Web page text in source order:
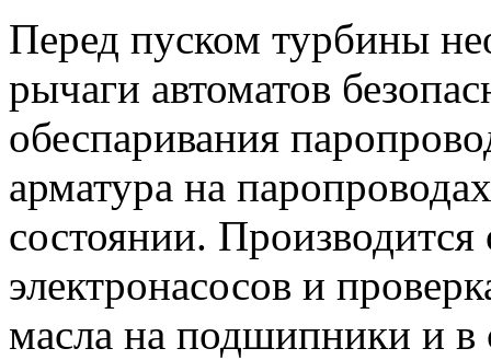
Перед пуском турбины
рычаги автоматов
обеспаривания
арматура на
состоянии.
электронасосов и
масла на подшипники и в